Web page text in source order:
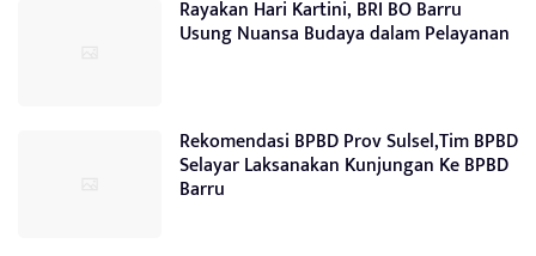
Rayakan Hari Kartini, BRI BO Barru
Usung Nuansa Budaya dalam Pelayanan
Rekomendasi BPBD Prov Sulsel,Tim BPBD
Selayar Laksanakan Kunjungan Ke BPBD
Barru